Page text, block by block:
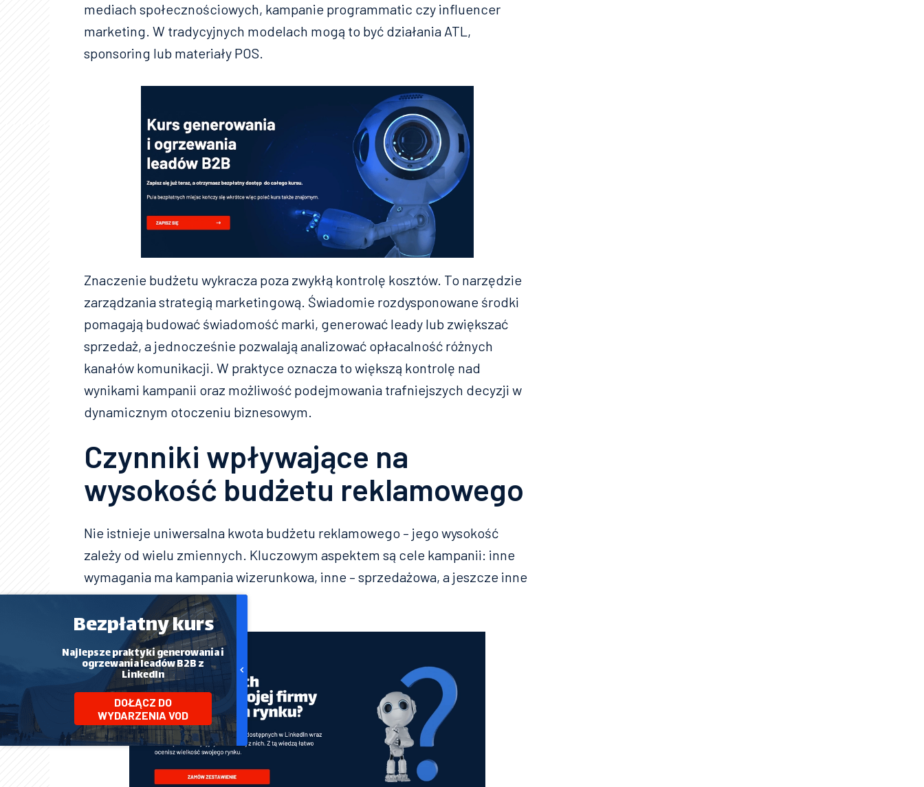
mediach społecznościowych, kampanie programmatic czy influencer
marketing. W tradycyjnych modelach mogą to być działania ATL,
sponsoring lub materiały POS.
Znaczenie budżetu wykracza poza zwykłą kontrolę kosztów. To narzędzie
zarządzania strategią marketingową. Świadomie rozdysponowane środki
pomagają budować świadomość marki, generować leady lub zwiększać
sprzedaż, a jednocześnie pozwalają analizować opłacalność różnych
kanałów komunikacji. W praktyce oznacza to większą kontrolę nad
wynikami kampanii oraz możliwość podejmowania trafniejszych decyzji w
dynamicznym otoczeniu biznesowym.
Czynniki wpływające na
wysokość budżetu reklamowego
Nie istnieje uniwersalna kwota budżetu reklamowego – jego wysokość
zależy od wielu zmiennych. Kluczowym aspektem są cele kampanii: inne
wymagania ma kampania wizerunkowa, inne – sprzedażowa, a jeszcze inne
– retencyjna.
Bezpłatny kurs
Najlepsze praktyki generowania i
ogrzewania leadów B2B z
LinkedIn
DOŁĄCZ DO
WYDARZENIA VOD